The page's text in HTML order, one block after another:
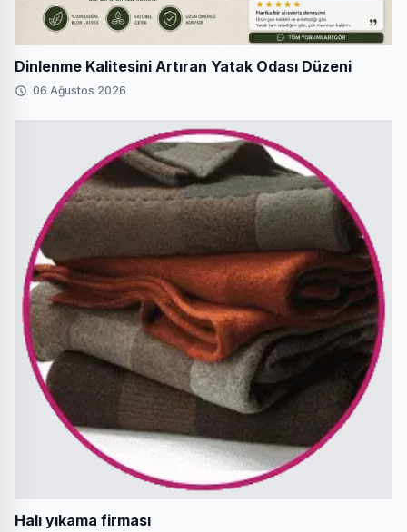
Dinlenme Kalitesini Artıran Yatak Odası Düzeni
06 Ağustos 2026
Halı yıkama firması